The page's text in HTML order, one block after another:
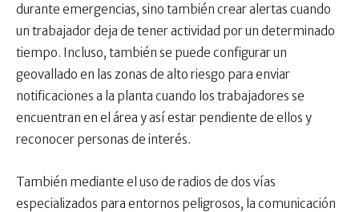
durante emergencias, sino también crear alertas cuando
un trabajador deja de tener actividad por un determinado
tiempo. Incluso, también se puede configurar un
geovallado en las zonas de alto riesgo para enviar
notificaciones a la planta cuando los trabajadores se
encuentran en el área y así estar pendiente de ellos y
reconocer personas de interés.
También mediante el uso de radios de dos vías
especializados para entornos peligrosos, la comunicación